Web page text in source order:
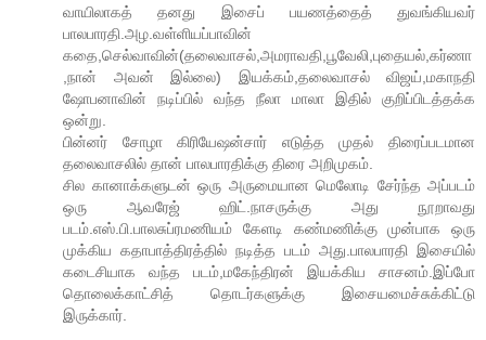
வாயிலாகத் தனது இசைப் பயணத்தைத் துவங்கியவர்
பாலபாரதி.அழ.வள்ளியப்பாவின்
கதை,செல்வாவின்(தலைவாசல்,அமராவதி,பூவேலி,புதையல்,கர்ணா
,நான் அவன் இல்லை) இயக்கம்,தலைவாசல் விஜய்,மகாநதி
ஷோபனாவின் நடிப்பில் வந்த நீலா மாலா இதில் குறிப்பிடத்தக்க
ஒன்று.
பின்னர் சோழா கிரியேஷன்சார் எடுத்த முதல் திரைப்படமான
தலைவாசலில் தான் பாலபாரதிக்கு திரை அறிமுகம்.
சில கானாக்களுடன் ஒரு அருமையான மெலோடி சேர்ந்த அப்படம்
ஒரு ஆவரேஜ் ஹிட்.நாசருக்கு அது நூறாவது
படம்.எஸ்.பி.பாலசுப்ரமணியம் கேளடி கண்மணிக்கு முன்பாக ஒரு
முக்கிய கதாபாத்திரத்தில் நடித்த படம் அது.பாலபாரதி இசையில்
கடைசியாக வந்த படம்,மகேந்திரன் இயக்கிய சாசனம்.இப்போ
தொலைக்காட்சித் தொடர்களுக்கு இசையமைச்சுக்கிட்டு
இருக்கார்.